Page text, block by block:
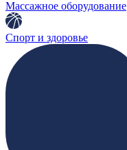
Массажное оборудование
Спорт и здоровье